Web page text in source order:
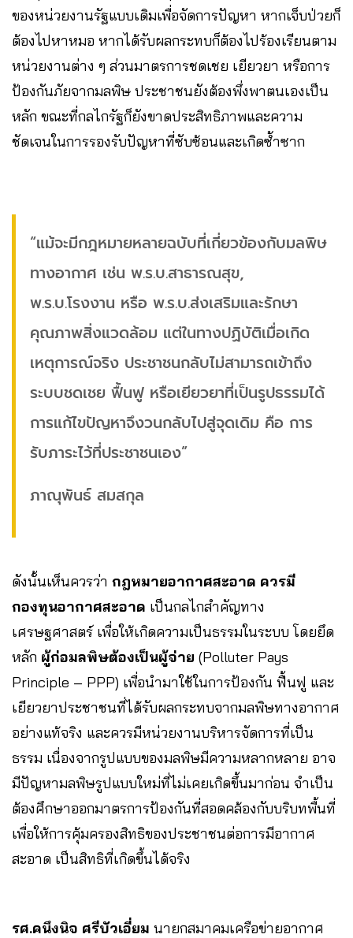
ของหน่วยงานรัฐแบบเดิมเพื่อจัดการปัญหา หากเจ็บป่วยก็
ต้องไปหาหมอ หากได้รับผลกระทบก็ต้องไปร้องเรียนตาม
หน่วยงานต่าง ๆ ส่วนมาตรการชดเชย เยียวยา หรือการ
ป้องกันภัยจากมลพิษ ประชาชนยังต้องพึ่งพาตนเองเป็น
หลัก ขณะที่กลไกรัฐก็ยังขาดประสิทธิภาพและความ
ชัดเจนในการรองรับปัญหาที่ซับซ้อนและเกิดซ้ำซาก
“แม้จะมีกฎหมายหลายฉบับที่เกี่ยวข้องกับมลพิษ
ทางอากาศ เช่น พ.ร.บ.สาธารณสุข,
พ.ร.บ.โรงงาน หรือ พ.ร.บ.ส่งเสริมและรักษา
คุณภาพสิ่งแวดล้อม แต่ในทางปฏิบัติเมื่อเกิด
เหตุการณ์จริง ประชาชนกลับไม่สามารถเข้าถึง
ระบบชดเชย ฟื้นฟู หรือเยียวยาที่เป็นรูปธรรมได้
การแก้ไขปัญหาจึงวนกลับไปสู่จุดเดิม คือ การ
รับภาระไว้ที่ประชาชนเอง”
ภาณุพันธ์ สมสกุล
ดังนั้นเห็นควรว่า กฎหมายอากาศสะอาด ควรมี
กองทุนอากาศสะอาด เป็นกลไกสำคัญทาง
เศรษฐศาสตร์ เพื่อให้เกิดความเป็นธรรมในระบบ โดยยึด
หลัก ผู้ก่อมลพิษต้องเป็นผู้จ่าย (Polluter Pays
Principle – PPP) เพื่อนำมาใช้ในการป้องกัน ฟื้นฟู และ
เยียวยาประชาชนที่ได้รับผลกระทบจากมลพิษทางอากาศ
อย่างแท้จริง และควรมีหน่วยงานบริหารจัดการที่เป็น
ธรรม เนื่องจากรูปแบบของมลพิษมีความหลากหลาย อาจ
มีปัญหามลพิษรูปแบบใหม่ที่ไม่เคยเกิดขึ้นมาก่อน จำเป็น
ต้องศึกษาออกมาตรการป้องกันที่สอดคล้องกับบริบทพื้นที่
เพื่อให้การคุ้มครองสิทธิของประชาชนต่อการมีอากาศ
สะอาด เป็นสิทธิที่เกิดขึ้นได้จริง
รศ.คนึงนิจ ศรีบัวเอี่ยม นายกสมาคมเครือข่ายอากาศ